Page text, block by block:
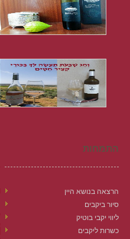
התמחות
הרצאה בנושא היין
סיור ביקבים
ליווי יקבי בוטיק
כשרות ליקבים